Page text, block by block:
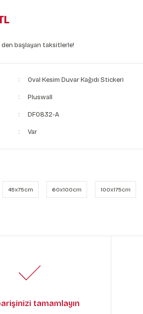
den başlayan taksitlerle!
Oval Kesim Duvar Kağıdı Stickeri
Pluswall
DF0832-A
Var
45x75cm 60x100cm 100x175cm
tamamlayın